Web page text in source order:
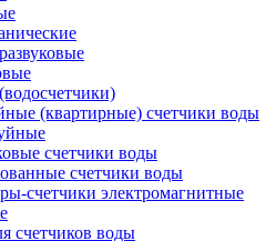
(квартирные) счетчики воды
счетчики воды
счетчики воды
счетчики электромагнитные
счетчиков воды